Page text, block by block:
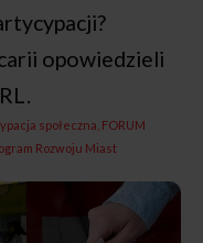
opowiedzieli
społeczna FORUM
Rozwoju Miast